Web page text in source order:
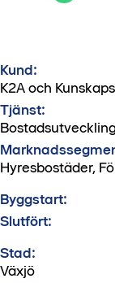
Kund:
K2A och
Tjänst:
Hyresbostäder,
Byggstart:
Slutfört:
Stad:
Växjö